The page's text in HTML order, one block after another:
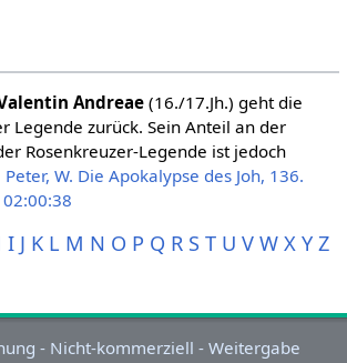
Andreae(16./17.Jh.) geht die
Legende zurück. Sein Anteil an der
Rosenkreuzer-Legende ist jedoch
Peter, W. Die Apokalypse des Joh, 136.
I J K L M N O P Q R S T U V W X Y Z